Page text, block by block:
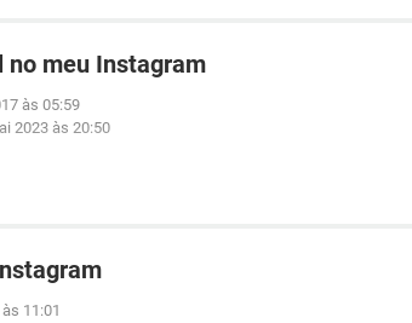
no meu Instagram
às 05:59
2023 às 20:50
11:01